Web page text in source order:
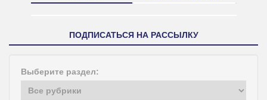
ПОДПИСАТЬСЯ НА РАССЫЛКУ
Выберите раздел: